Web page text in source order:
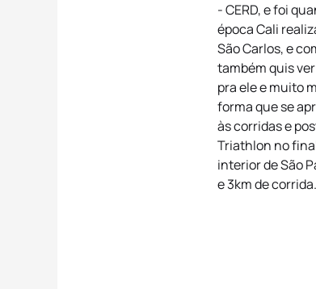
- CERD, e foi
época Cali
São Carlos, e
também quis
pra ele e muito
forma que se
às corridas e
Triathlon no
interior de São
e 3km de corrida.